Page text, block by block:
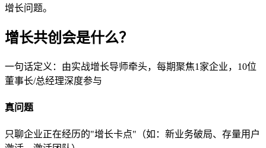
增长问题。
增长共创会是什么？
一句话定义：由实战增长导师牵头，每期聚焦1家企业，10位
董事长/总经理深度参与
真问题
只聊企业正在经历的"增长卡点"（如：新业务破局、存量用户